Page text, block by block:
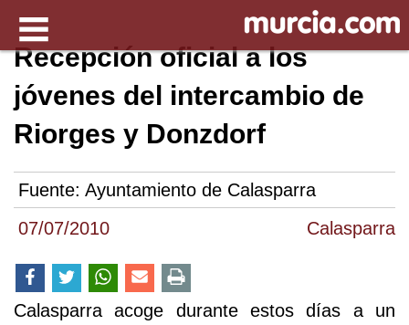
07/07/2010 Calasparra
Recepción oficial a los
jóvenes del intercambio de
Riorges y Donzdorf
Fuente: Ayuntamiento de Calasparra
Calasparra acoge durante estos días a un